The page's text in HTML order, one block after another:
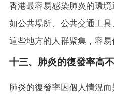
香港最容易感染肺炎的環
如公共場所、公共交通工具
這些地方的人群聚集，容易
十三、肺炎的復發率高
肺炎的復發率因個人情況